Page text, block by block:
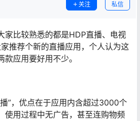
关注 私信
家比较熟悉的都是HDP直播、电视
推荐个新的直播应用，个人认为这
应用要好用不少。
”，优点在于应用内含超过3000个
使用过程中无广告，甚至连购物频